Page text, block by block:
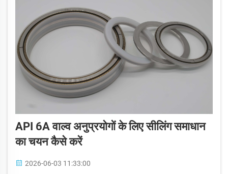
API 6A वाल्व अनुप्रयोगों के लिए सीलिंग समाधान
का चयन कैसे करें
2026-06-03 11:33:00